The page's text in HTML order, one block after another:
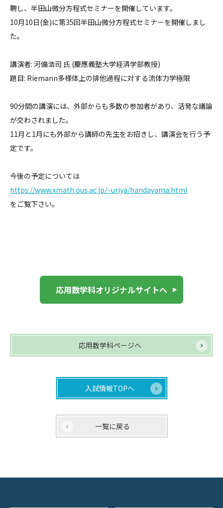
聘し、半田山微分方程式セミナーを開催しています。
10月10日(金)に第35回半田山微分方程式セミナーを開催しまし
た。
講演者: 河備浩司 氏 (慶應義塾大学経済学部教授)
題目: Riemann多様体上の排他過程に対する流体力学極限
90分間の講演には、外部からも多数の参加者があり、活発な議論
が交わされました。
11月と1月にも外部から講師の先生をお招きし、講演会を行う予
定です。
今後の予定については
https://www.xmath.ous.ac.jp/~uriya/handayama.html
をご覧下さい。
応用数学科オリジナルサイトへ
応用数学科ページへ
入試情報TOPへ
一覧に戻る